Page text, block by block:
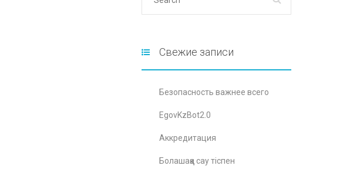
Свежие записи
Безопасность важнее всего
EgovKzBot2.0
Аккредитация
Болашаққа сау тіспен